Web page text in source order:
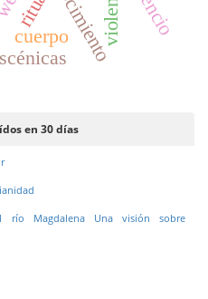
cuerpo
en 30 días
río Magdalena Una visión sobre